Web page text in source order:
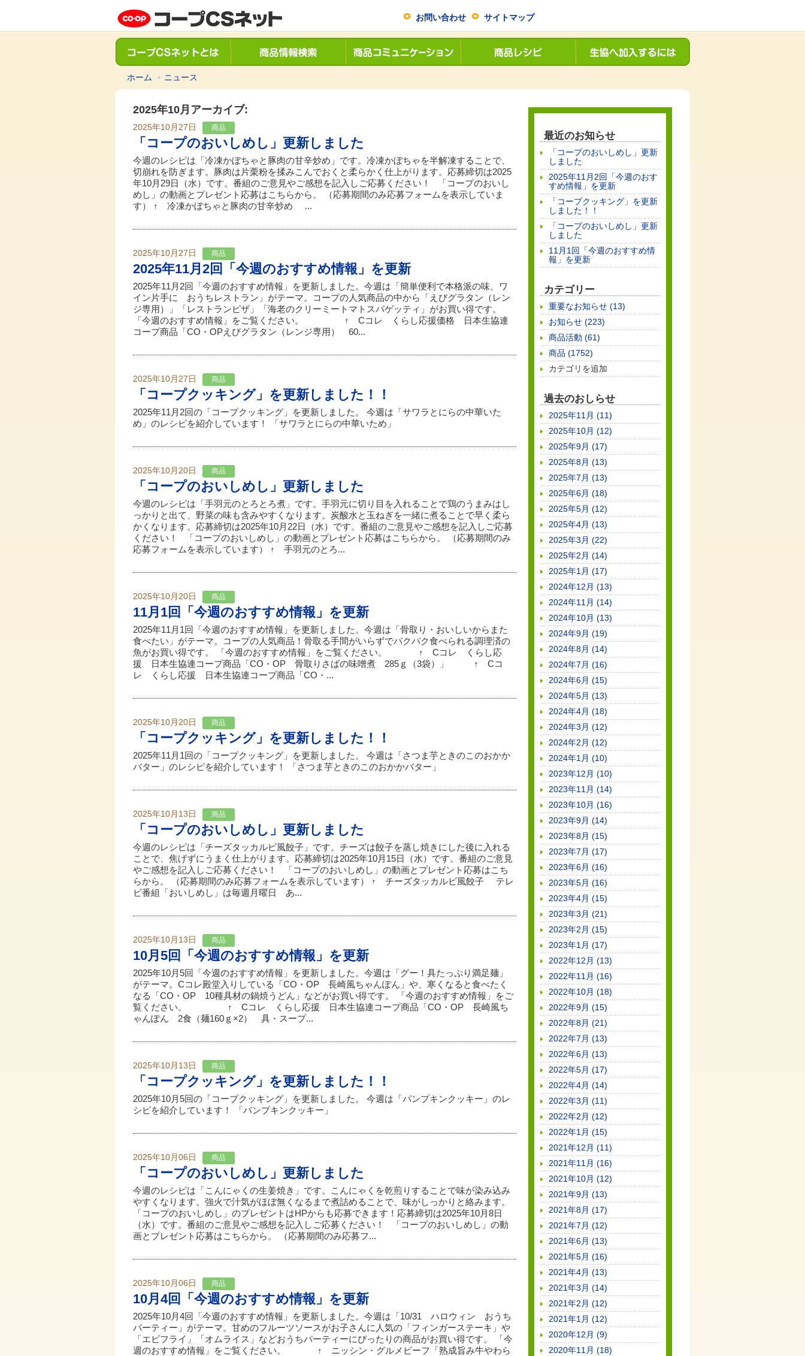
サイトマップ
お問い合わせ
ホーム ニュース
2025年10月アーカイブ:
2025年10月27日 商品
「コープのおいしめし」更新しました
今週のレシピは「冷凍かぼちゃと豚肉の甘辛炒め」です。冷凍かぼちゃを半解凍することで、
切崩れを防ぎます。豚肉は片栗粉を揉みこんでおくと柔らかく仕上がります。応募締切は2025
年10月29日（水）です。番組のご意見やご感想を記入しご応募ください！ 「コープのおいし
めし」の動画とプレゼント応募はこちらから。 （応募期間のみ応募フォームを表示していま
す） ↑ 冷凍かぼちゃと豚肉の甘辛炒め ...
2025年10月27日 商品
2025年11月2回「今週のおすすめ情報」を更新
2025年11月2回「今週のおすすめ情報」を更新しました。今週は「簡単便利で本格派の味、ワ
イン片手に おうちレストラン」がテーマ。コープの人気商品の中から「えびグラタン（レン
ジ専用）」「レストランピザ」「海老のクリーミートマトスパゲッティ」がお買い得です。
「今週のおすすめ情報」をご覧ください。 ↑ Cコレ くらし応援価格 日本生協連
コープ商品「CO・OPえびグラタン（レンジ専用） 60...
2025年10月27日 商品
「コープクッキング」を更新しました！！
2025年11月2回の「コープクッキング」を更新しました。 今週は「サワラとにらの中華いた
め」のレシピを紹介しています！ 「サワラとにらの中華いため」
2025年10月20日 商品
「コープのおいしめし」更新しました
今週のレシピは「手羽元のとろとろ煮」です。手羽元に切り目を入れることで鶏のうまみはし
っかりと出て、野菜の味も含みやすくなります。炭酸水と玉ねぎを一緒に煮ることで早く柔ら
かくなります。応募締切は2025年10月22日（水）です。番組のご意見やご感想を記入しご応募
ください！ 「コープのおいしめし」の動画とプレゼント応募はこちらから。 （応募期間のみ
応募フォームを表示しています） ↑ 手羽元のとろ...
2025年10月20日 商品
11月1回「今週のおすすめ情報」を更新
2025年11月1回「今週のおすすめ情報」を更新しました。今週は「骨取り・おいしいからまた
食べたい」がテーマ。コープの人気商品！骨取る手間がいらずでパクパク食べられる調理済の
魚がお買い得です。 「今週のおすすめ情報」をご覧ください。 ↑ Cコレ くらし応
援 日本生協連コープ商品「CO・OP 骨取りさばの味噌煮 285ｇ（3袋）」 ↑ Cコ
レ くらし応援 日本生協連コープ商品「CO・...
2025年10月20日 商品
「コープクッキング」を更新しました！！
2025年11月1回の「コープクッキング」を更新しました。 今週は「さつま芋ときのこのおかか
バター」のレシピを紹介しています！ 「さつま芋ときのこのおかかバター」
2025年10月13日 商品
「コープのおいしめし」更新しました
今週のレシピは「チーズタッカルビ風餃子」です。チーズは餃子を蒸し焼きにした後に入れる
ことで、焦げずにうまく仕上がります。応募締切は2025年10月15日（水）です。番組のご意見
やご感想を記入しご応募ください！ 「コープのおいしめし」の動画とプレゼント応募はこち
らから。 （応募期間のみ応募フォームを表示しています） ↑ チーズタッカルビ風餃子 テレ
ビ番組「おいしめし」は毎週月曜日 あ...
2025年10月13日 商品
10月5回「今週のおすすめ情報」を更新
2025年10月5回「今週のおすすめ情報」を更新しました。今週は「グー！具たっぷり満足麺」
がテーマ。Cコレ殿堂入りしている「CO・OP 長崎風ちゃんぽん」や、寒くなると食べたく
なる「CO・OP 10種具材の鍋焼うどん」などがお買い得です。 「今週のおすすめ情報」をご
覧ください。 ↑ Cコレ くらし応援 日本生協連コープ商品「CO・OP 長崎風ち
ゃんぽん 2食（麺160ｇ×2） 具・スープ...
2025年10月13日 商品
「コープクッキング」を更新しました！！
2025年10月5回の「コープクッキング」を更新しました。 今週は「パンプキンクッキー」のレ
シピを紹介しています！ 「パンプキンクッキー」
2025年10月06日 商品
「コープのおいしめし」更新しました
今週のレシピは「こんにゃくの生姜焼き」です。こんにゃくを乾煎りすることで味が染み込み
やすくなります。強火で汁気がほぼ無くなるまで煮詰めることで、味がしっかりと絡みます。
「コープのおいしめし」のプレゼントはHPからも応募できます！応募締切は2025年10月8日
（水）です。番組のご意見やご感想を記入しご応募ください！ 「コープのおいしめし」の動
画とプレゼント応募はこちらから。 （応募期間のみ応募フ...
2025年10月06日 商品
10月4回「今週のおすすめ情報」を更新
2025年10月4回「今週のおすすめ情報」を更新しました。今週は「10/31 ハロウィン おうち
パーティー」がテーマ。甘めのフルーツソースがお子さんに人気の「フィンガーステーキ」や
「エビフライ」「オムライス」などおうちパーティーにぴったりの商品がお買い得です。 「今
週のおすすめ情報」をご覧ください。 ↑ ニッシン・グルメビーフ「熟成旨み牛やわら
最近のお知らせ
「コープのおいしめし」更新
しました
2025年11月2回「今週のおす
すめ情報」を更新
「コープクッキング」を更新
しました！！
「コープのおいしめし」更新
しました
11月1回「今週のおすすめ情
報」を更新
カテゴリー
重要なお知らせ (13)
お知らせ (223)
商品活動 (61)
商品 (1752)
カテゴリを追加
過去のおしらせ
2025年11月 (11)
2025年10月 (12)
2025年9月 (17)
2025年8月 (13)
2025年7月 (13)
2025年6月 (18)
2025年5月 (12)
2025年4月 (13)
2025年3月 (22)
2025年2月 (14)
2025年1月 (17)
2024年12月 (13)
2024年11月 (14)
2024年10月 (13)
2024年9月 (19)
2024年8月 (14)
2024年7月 (16)
2024年6月 (15)
2024年5月 (13)
2024年4月 (18)
2024年3月 (12)
2024年2月 (12)
2024年1月 (10)
2023年12月 (10)
2023年11月 (14)
2023年10月 (16)
2023年9月 (14)
2023年8月 (15)
2023年7月 (17)
2023年6月 (16)
2023年5月 (16)
2023年4月 (15)
2023年3月 (21)
2023年2月 (15)
2023年1月 (17)
2022年12月 (13)
2022年11月 (16)
2022年10月 (18)
2022年9月 (15)
2022年8月 (21)
2022年7月 (13)
2022年6月 (13)
2022年5月 (17)
2022年4月 (14)
2022年3月 (11)
2022年2月 (12)
2022年1月 (15)
2021年12月 (11)
2021年11月 (16)
2021年10月 (12)
2021年9月 (13)
2021年8月 (17)
2021年7月 (12)
2021年6月 (13)
2021年5月 (16)
2021年4月 (13)
2021年3月 (14)
2021年2月 (12)
2021年1月 (12)
2020年12月 (9)
2020年11月 (18)